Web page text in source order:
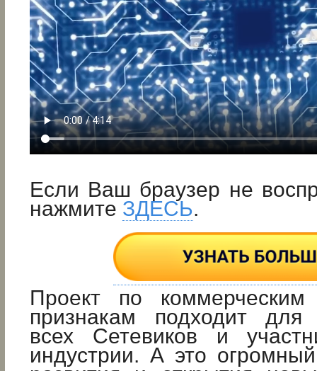
Если Ваш браузер не
нажмите ЗДЕСЬ.
Проект по
признакам подходит для
всех Сетевиков и
индустрии. А это